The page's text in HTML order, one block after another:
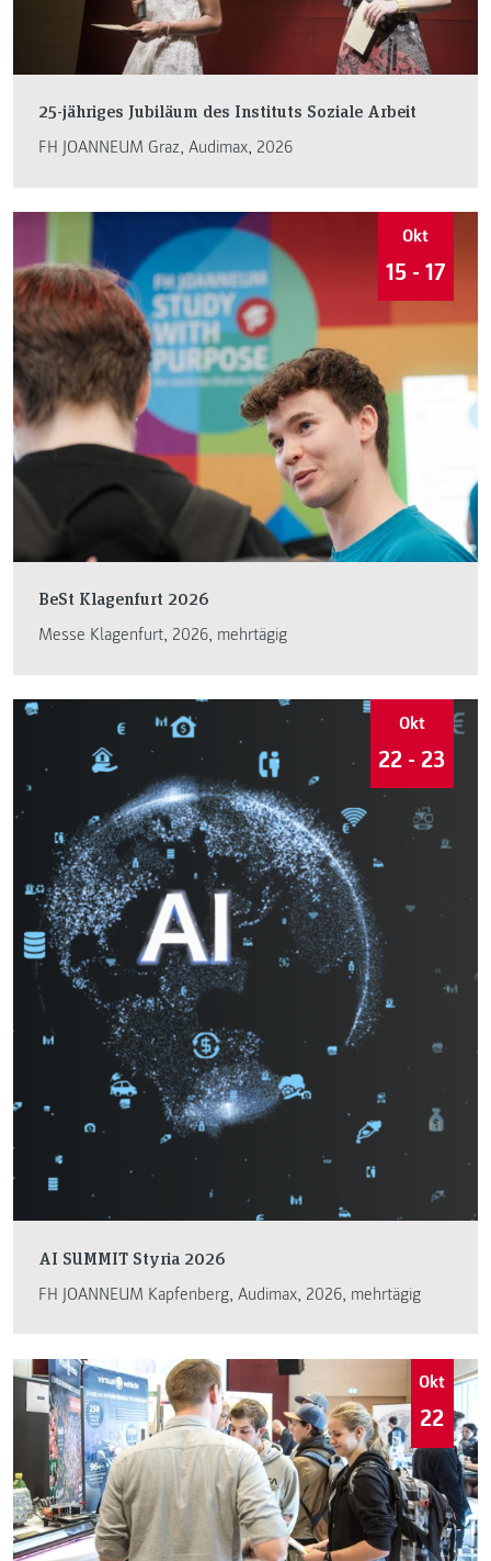
25-jähriges Jubiläum des Instituts Soziale Arbeit
FH JOANNEUM Graz, Audimax, 2026
Okt
15 - 17
BeSt Klagenfurt 2026
Messe Klagenfurt, 2026, mehrtägig
Okt
22 - 23
AI SUMMIT Styria 2026
FH JOANNEUM Kapfenberg, Audimax, 2026, mehrtägig
Okt
22